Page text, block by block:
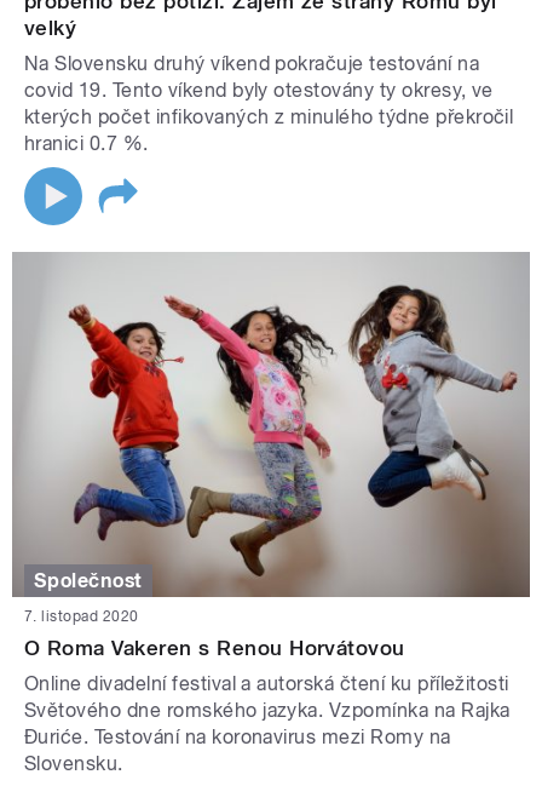
velký
Na Slovensku druhý víkend pokračuje testování na
covid 19. Tento víkend byly otestovány ty okresy, ve
kterých počet infikovaných z minulého týdne překročil
hranici 0.7 %.
Společnost
7. listopad 2020
O Roma Vakeren s Renou Horvátovou
Online divadelní festival a autorská čtení ku příležitosti
Světového dne romského jazyka. Vzpomínka na Rajka
Ðuriće. Testování na koronavirus mezi Romy na
Slovensku.